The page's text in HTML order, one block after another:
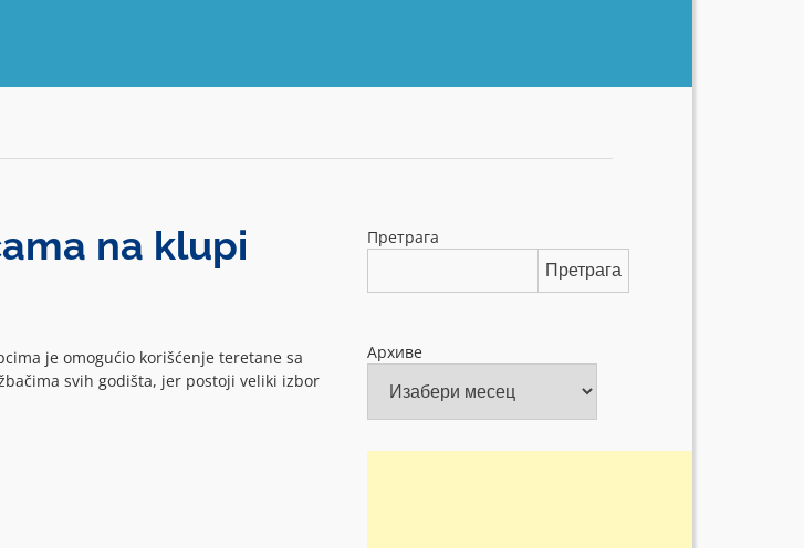
na klupi
je omogućio korišćenje teretane sa
svih godišta, jer postoji veliki izbor
Претрага
Претрага
Архиве